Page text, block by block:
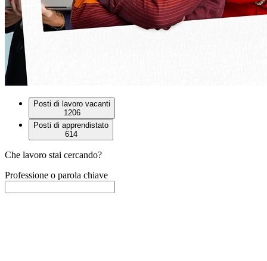
Posti di lavoro vacanti
1206
Posti di apprendistato
614
Che lavoro stai cercando?
Professione o parola chiave